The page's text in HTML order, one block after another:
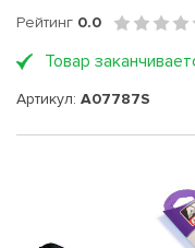
Рейтинг 0.0
Товар
Артикул: A07787S